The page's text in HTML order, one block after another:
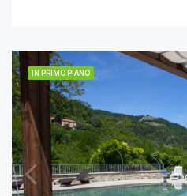
IN PRIMO PIANO